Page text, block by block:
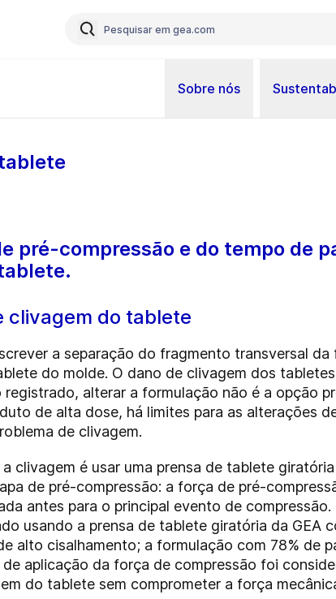
Sobre nós
pré-compressão e do tempo de
clivagem do tablete
a separação do fragmento transversal
do molde. O dano de clivagem dos
alterar a formulação não é a opção
de alta dose, há limites para as alterações
de clivagem.
clivagem é usar uma prensa de tablete
de pré-compressão: a força de pré-
antes para o principal evento de
usando a prensa de tablete giratória da GEA
alto cisalhamento; a formulação com 78% de
aplicação da força de compressão foi
do tablete sem comprometer a força